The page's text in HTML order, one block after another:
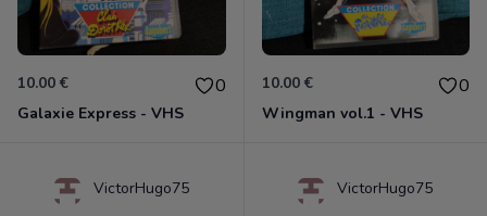
10.00 € 0
Galaxie Express - VHS
10.00 € 0
Wingman vol.1 - VHS
VictorHugo75 VictorHugo75